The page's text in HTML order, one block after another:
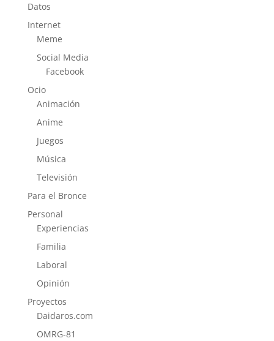
Datos
Internet
Meme
Social Media
Facebook
Ocio
Animación
Anime
Juegos
Música
Televisión
Para el Bronce
Personal
Experiencias
Familia
Laboral
Opinión
Proyectos
Daidaros.com
OMRG-81